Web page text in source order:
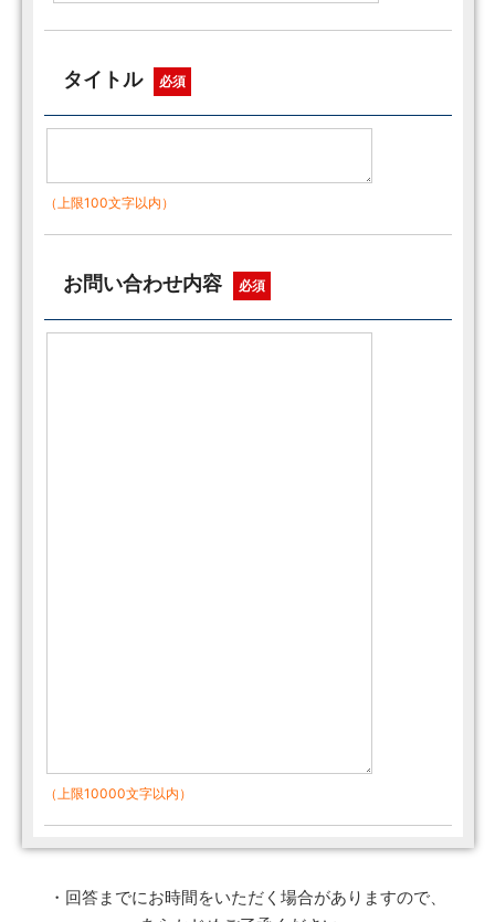
タイトル 必須
（上限100文字以内）
お問い合わせ内容 必須
（上限10000文字以内）
・回答までにお時間をいただく場合がありますので、